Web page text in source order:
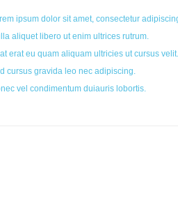
ipsum dolor sit amet, consectetur
aliquet libero ut enim ultrices rutrum.
erat eu quam aliquam ultricies ut cursus velit.
cursus gravida leo nec adipiscing.
vel condimentum duiauris lobortis.